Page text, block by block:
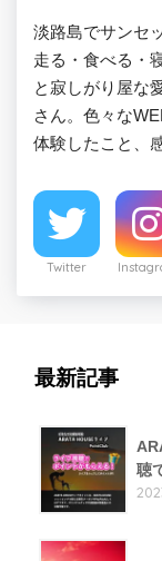
淡路島でサンセ
走る・食べる・
と寂しがり屋な
さん。色々な
体験したこと、
Twitter
最新記事
聴